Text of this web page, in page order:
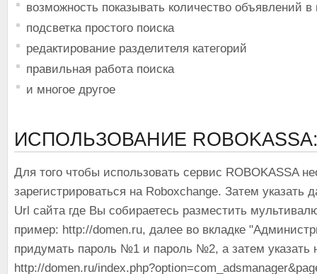
возможность показывать количество объявлений в
подсветка простого поиска
редактирование разделителя категорий
правильная работа поиска
и многое другое
ИСПОЛЬЗОВАНИЕ
Для того чтобы использовать сервис ROBOKASSA
зарегистрироваться на Roboxchange. Затем указать
Url сайта где Вы собираетесь разместить
пример: http://domen.ru, далее во вкладке
придумать пароль №1 и пароль №2, а затем указать
http://domen.ru/